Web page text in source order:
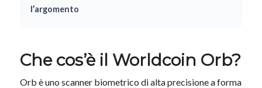
l’argomento
Che cos’è il Worldcoin Orb?
Orb è uno scanner biometrico di alta precisione a forma